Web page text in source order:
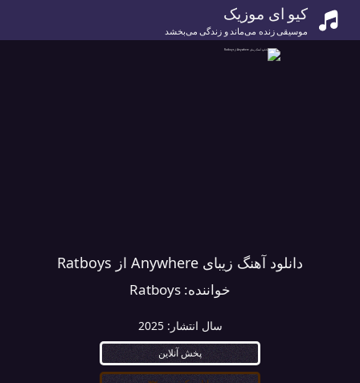
کیو ای موزیک
موسیقی زنده می‌ماند و زندگی می‌بخشد
دانلود آهنگ زیبای Anywhere از Ratboys
خواننده: Ratboys
سال انتشار:2025
پخش آنلاین